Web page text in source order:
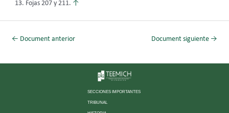
Fojas 207 y 211. ↑
← Document anterior Document siguiente →
SECCIONES IMPORTANTES
TRIBUNAL